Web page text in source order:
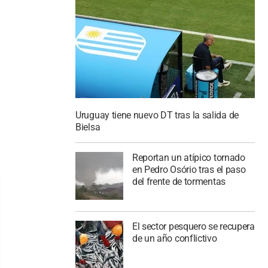
Uruguay tiene nuevo DT tras la salida de
Bielsa
Reportan un atípico tornado
en Pedro Osório tras el paso
del frente de tormentas
El sector pesquero se recupera
de un año conflictivo